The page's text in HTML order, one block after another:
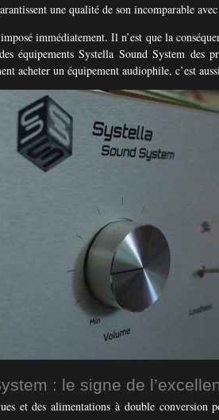
une qualité de son incomparable
immédiatement. Il n’est que la
équipements Systella Sound System
acheter un équipement audiophile, c’est
: le signe de
et des alimentations à double